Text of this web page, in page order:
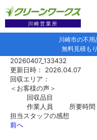
川崎市の不用
無料見積も
川崎営業所
20260407_133432
更新日時： 2026.04.07
回収エリア：
＜お客様の声＞
回収品目
作業人員
所要時間
担当スタッフの感想
前へ